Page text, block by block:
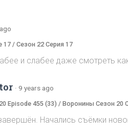
17 / Сезон 22 Серия 17
и слабее даже смотреть как
· 9 years ago
Episode 455 (33) / Воронины Сезон 20
Начались съёмки